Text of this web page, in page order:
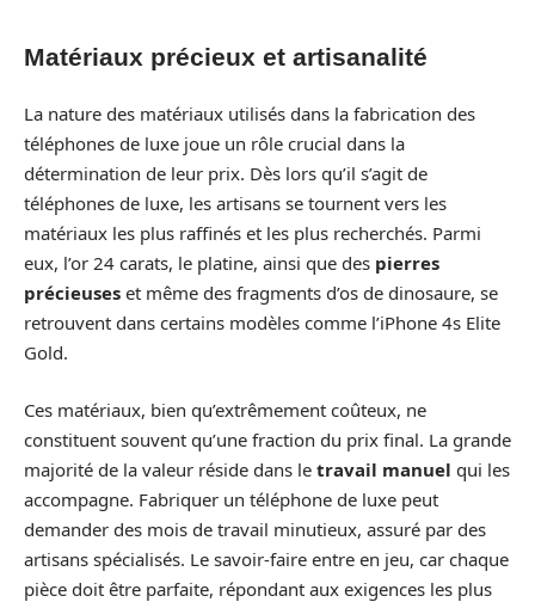
Matériaux précieux et artisanalité
La nature des matériaux utilisés dans la fabrication des
téléphones de luxe joue un rôle crucial dans la
détermination de leur prix. Dès lors qu’il s’agit de
téléphones de luxe, les artisans se tournent vers les
matériaux les plus raffinés et les plus recherchés. Parmi
eux, l’or 24 carats, le platine, ainsi que des pierres
précieuses et même des fragments d’os de dinosaure, se
retrouvent dans certains modèles comme l’iPhone 4s Elite
Gold.
Ces matériaux, bien qu’extrêmement coûteux, ne
constituent souvent qu’une fraction du prix final. La grande
majorité de la valeur réside dans le travail manuel qui les
accompagne. Fabriquer un téléphone de luxe peut
demander des mois de travail minutieux, assuré par des
artisans spécialisés. Le savoir-faire entre en jeu, car chaque
pièce doit être parfaite, répondant aux exigences les plus